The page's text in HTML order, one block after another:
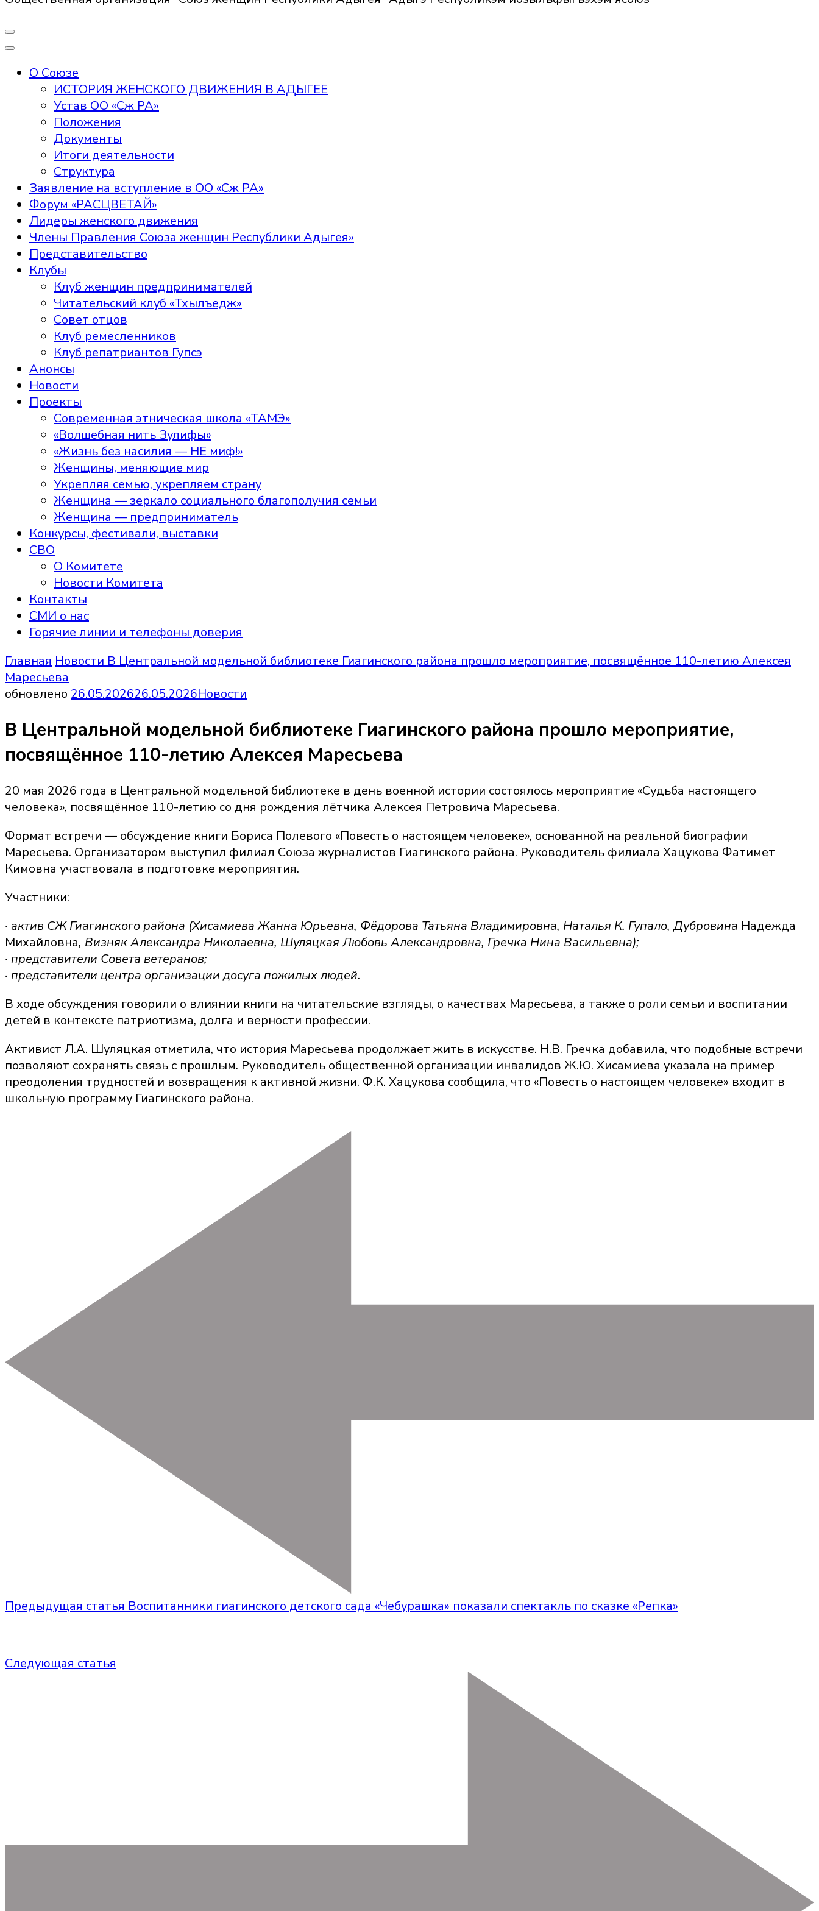
О Союзе
ИСТОРИЯ ЖЕНСКОГО ДВИЖЕНИЯ В АДЫГЕЕ
Устав ОО «Сж РА»
Положения
Документы
Итоги деятельности
Структура
Заявление на вступление в ОО «Сж РА»
Форум «РАСЦВЕТАЙ»
Лидеры женского движения
Члены Правления Союза женщин Республики Адыгея»
Представительство
Клубы
Клуб женщин предпринимателей
Читательский клуб «Тхылъедж»
Совет отцов
Клуб ремесленников
Клуб репатриантов Гупсэ
Анонсы
Новости
Проекты
Современная этническая школа «ТАМЭ»
«Волшебная нить Зулифы»
«Жизнь без насилия — НЕ миф!»
Женщины, меняющие мир
Укрепляя семью, укрепляем страну
Женщина — зеркало социального благополучия семьи
Женщина — предприниматель
Конкурсы, фестивали, выставки
СВО
О Комитете
Новости Комитета
Контакты
СМИ о нас
Горячие линии и телефоны доверия
Главная Новости В Центральной модельной библиотеке Гиагинского района прошло мероприятие, посвящённое 110-летию Алексея
Маресьева
обновлено 26.05.202626.05.2026Новости
В Центральной модельной библиотеке Гиагинского района прошло мероприятие,
посвящённое 110-летию Алексея Маресьева
20 мая 2026 года в Центральной модельной библиотеке в день военной истории состоялось мероприятие «Судьба настоящего
человека», посвящённое 110-летию со дня рождения лётчика Алексея Петровича Маресьева.
Формат встречи — обсуждение книги Бориса Полевого «Повесть о настоящем человеке», основанной на реальной биографии
Маресьева. Организатором выступил филиал Союза журналистов Гиагинского района. Руководитель филиала Хацукова Фатимет
Кимовна участвовала в подготовке мероприятия.
Участники:
· актив СЖ Гиагинского района (Хисамиева Жанна Юрьевна, Фёдорова Татьяна Владимировна, Наталья К. Гупало, Дубровина Надежда
Михайловна, Визняк Александра Николаевна, Шуляцкая Любовь Александровна, Гречка Нина Васильевна);
· представители Совета ветеранов;
· представители центра организации досуга пожилых людей.
В ходе обсуждения говорили о влиянии книги на читательские взгляды, о качествах Маресьева, а также о роли семьи и воспитании
детей в контексте патриотизма, долга и верности профессии.
Активист Л.А. Шуляцкая отметила, что история Маресьева продолжает жить в искусстве. Н.В. Гречка добавила, что подобные встречи
позволяют сохранять связь с прошлым. Руководитель общественной организации инвалидов Ж.Ю. Хисамиева указала на пример
преодоления трудностей и возвращения к активной жизни. Ф.К. Хацукова сообщила, что «Повесть о настоящем человеке» входит в
школьную программу Гиагинского района.
Предыдущая статья Воспитанники гиагинского детского сада «Чебурашка» показали спектакль по сказке «Репка»
Следующая статья